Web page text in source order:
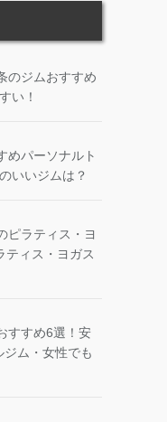
のジムおすすめ
い！
めパーソナルト
いいジムは？
ピラティス・ヨ
ティス・ヨガス
すすめ6選！安
ム・女性でも